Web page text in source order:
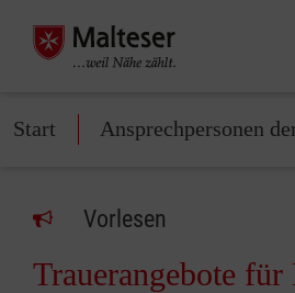
Start Ansprechpersonen
Vorlesen
Trauerangebote